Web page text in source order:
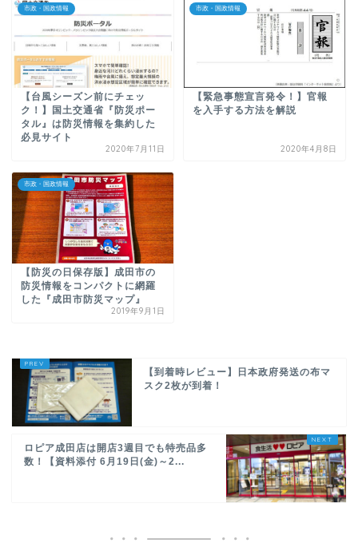
市政・国政情報
【台風シーズン前にチェッ
ク！】国土交通省『防災ポー
タル』は防災情報を集約した
必見サイト
2020年7月11日
市政・国政情報
【緊急事態宣言発令！】官報
を入手する方法を解説
2020年4月8日
市政・国政情報
【防災の日保存版】成田市の
防災情報をコンパクトに網羅
した『成田市防災マップ』
2019年9月1日
【到着時レビュー】日本政府発送の布マ
スク2枚が到着！
ロピア成田店は開店3週目でも特売品多
数！【資料添付 6月19日(金)～2...